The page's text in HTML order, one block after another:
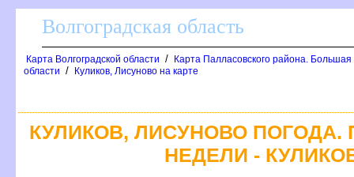
олгоградская область
Карта Волгоградской области /
Карта Палласовского района.
области / Куликов, Лисуново на карте
КУЛИКОВ, ЛИСУНОВО
НЕДЕЛИ -